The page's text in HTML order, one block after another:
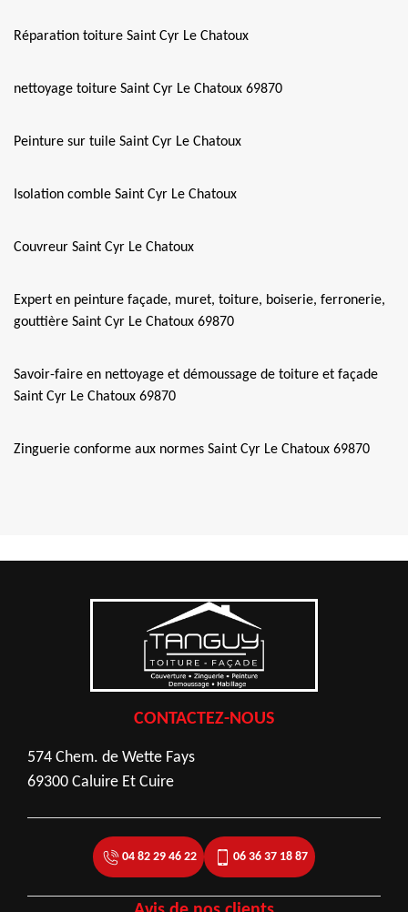
Réparation toiture Saint Cyr Le Chatoux
nettoyage toiture Saint Cyr Le Chatoux 69870
Peinture sur tuile Saint Cyr Le Chatoux
Isolation comble Saint Cyr Le Chatoux
Couvreur Saint Cyr Le Chatoux
Expert en peinture façade, muret, toiture, boiserie, ferronerie,
gouttière Saint Cyr Le Chatoux 69870
Savoir-faire en nettoyage et démoussage de toiture et façade
Saint Cyr Le Chatoux 69870
Zinguerie conforme aux normes Saint Cyr Le Chatoux 69870
CONTACTEZ-NOUS
574 Chem. de Wette Fays
69300 Caluire Et Cuire
04 82 29 46 22 06 36 37 18 87